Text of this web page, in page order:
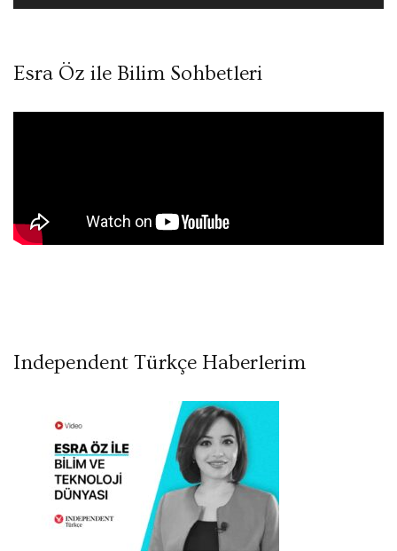
Esra Öz ile Bilim Sohbetleri
Independent Türkçe Haberlerim